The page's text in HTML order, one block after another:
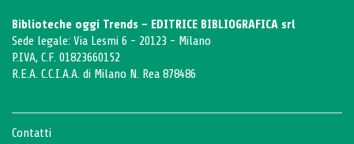
Biblioteche oggi Trends - EDITRICE BIBLIOGRAFICA srl
Sede legale: Via Lesmi 6 - 20123 - Milano
P.IVA, C.F. 01823660152
R.E.A. C.C.I.A.A. di Milano N. Rea 878486
Contatti